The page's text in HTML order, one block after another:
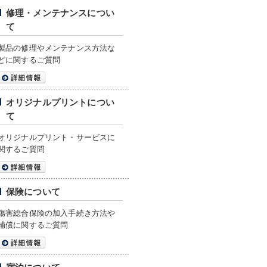
修理・メンテナンスについ
て
品の修理やメンテナンス方法な
に関するご質問
オリジナルプリントについ
て
リジナルプリント・サービスに
するご質問
保険について
害総合保険の加入手続き方法や
償に関するご質問